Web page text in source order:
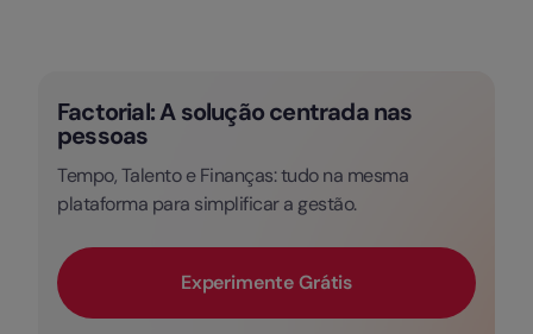
Factorial: A solução centrada nas
pessoas
Tempo, Talento e Finanças: tudo na mesma
plataforma para simplificar a gestão.
Experimente Grátis